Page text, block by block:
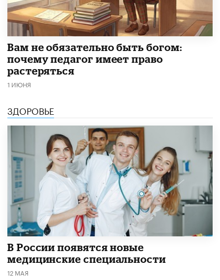
​Вам не обязательно быть богом:
почему педагог имеет право
растеряться
1 ИЮНЯ
ЗДОРОВЬЕ
В России появятся новые
медицинские специальности
12 МАЯ